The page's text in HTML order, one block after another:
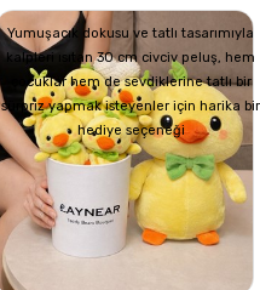
Yumuşacık dokusu ve tatlı tasarımıyla
kalpleri ısıtan 30 cm civciv peluş, hem
çocuklar hem de sevdiklerine tatlı bir
sürpriz yapmak isteyenler için harika bir
hediye seçeneği